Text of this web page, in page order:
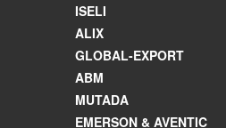
ISELI
ALIX
GLOBAL-EXPORT
ABM
MUTADA
EMERSON & AVENTIC